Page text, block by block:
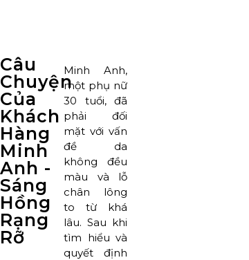
Câu
Chuyện
Của
Khách
Hàng
Minh
Anh -
Sáng
Hồng
Rạng
Rỡ
Minh Anh,
một phụ nữ
30 tuổi, đã
phải đối
mặt với vấn
đề da
không đều
màu và lỗ
chân lông
to từ khá
lâu. Sau khi
tìm hiểu và
quyết định